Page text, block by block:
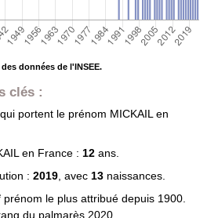
données de l'INSEE.
clés :
portent le prénom MICKAILen
en France : 12 ans.
: 2019, avec 13 naissances.
prénom le plus attribué depuis 1900.
du palmarès 2020.